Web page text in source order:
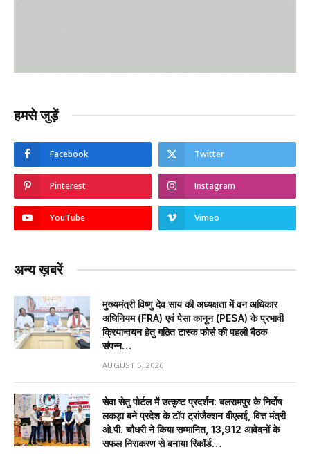
हमसे जुड़ें
Facebook Twitter
Pinterest Instagram
YouTube Vimeo
अन्य ख़बरें
मुख्यमंत्री विष्णु देव साय की अध्यक्षता में वन अधिकार
अधिनियम (FRA) एवं पेसा कानून (PESA) के प्रभावी
क्रियान्वयन हेतु गठित टास्क फोर्स की पहली बैठक
संपन्न…
AUGUST 5, 2026
सेवा सेतु पोर्टल में उत्कृष्ट प्रदर्शन: बलरामपुर के निर्दोष
लकड़ा बने प्रदेश के टॉप ट्रांजैक्शन वीएलई, वित्त मंत्री
ओ.पी. चौधरी ने किया सम्मानित, 13,912 आवेदनों के
सफल निराकरण से बनाया रिकॉर्ड…